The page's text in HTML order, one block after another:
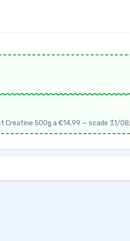
Creatine 500g a €14,99 — scade 31/